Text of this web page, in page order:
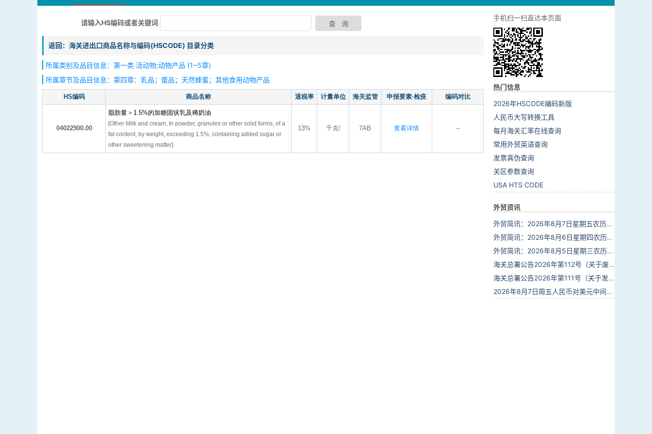
请输入HS编码或者关键词
返回：海关进出口商品名称与编码(HSCODE) 目录分类
所属类别及品目信息：第一类 活动物;动物产品 (1~5章)
所属章节及品目信息：第四章：乳品；蛋品；天然蜂蜜；其他食用动物产品
HS编码 商品名称 退税率 计量单位 海关监管 申报要素·检疫 编码对比
04022900.00
脂肪量＞1.5%的加糖固状乳及稀奶油
[Other Milk and cream, In powder, granules or other solid forms, of a
fat content, by weight, exceeding 1.5%, containing added sugar or
other sweetening matter]
13% 千克/ 7AB 查看详情 --
手机扫一扫直达本页面
热门信息
2026年HSCODE编码新版
人民币大写转换工具
每月海关汇率在线查询
常用外贸英语查询
发票真伪查询
关区参数查询
USA HTS CODE
外贸资讯
外贸简讯：2026年8月7日星期五农历六月廿五
外贸简讯：2026年8月6日星期四农历六月廿四
外贸简讯：2026年8月5日星期三农历六月廿三
海关总署公告2026年第112号（关于废止部分卫生检疫类规范性文件的公告）
海关总署公告2026年第111号（关于发布《进出境动植物检疫处理监督管理工作规定》《进出境卫生处理监督管理工作规定》的公告）
2026年8月7日周五人民币对美元中间价报6.7904调贬9个基点